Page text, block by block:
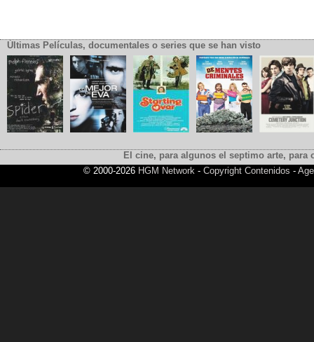
Últimas Películas, documentales o series que se han visto
El cine, para algunos el septimo arte,
© 2000-2026 HGM Network- Copyright Contenidos -